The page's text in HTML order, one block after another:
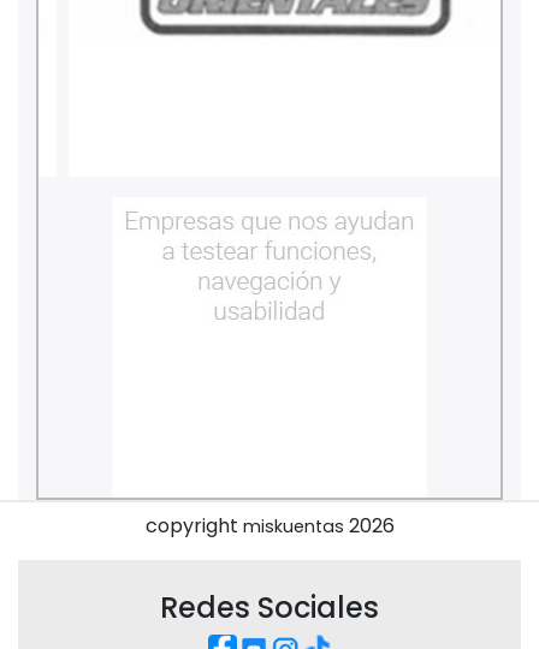
copyright miskuentas 2026
Redes Sociales